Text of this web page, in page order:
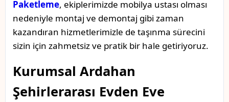
Paketleme, ekiplerimizde mobilya ustası olması
nedeniyle montaj ve demontaj gibi zaman
kazandıran hizmetlerimizle de taşınma sürecini
sizin için zahmetsiz ve pratik bir hale getiriyoruz.
Kurumsal Ardahan
Şehirlerarası Evden Eve